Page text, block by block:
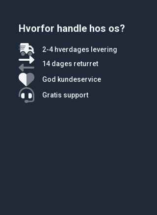
Hvorfor handle hos os?
2-4 hverdages levering
14 dages returret
God kundeservice
Gratis support